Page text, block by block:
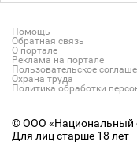
Помощь
Обратная связь
О портале
Реклама на портале
Пользовательское
Охрана труда
Политика обработки
© ООО «Национальный
Для лиц старше 18 лет